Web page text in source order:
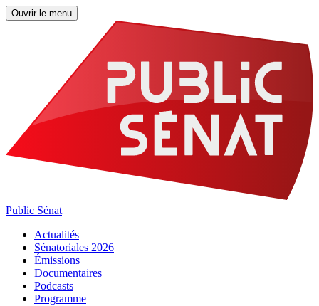
Ouvrir le menu
Public Sénat
Actualités
Sénatoriales 2026
Émissions
Documentaires
Podcasts
Programme